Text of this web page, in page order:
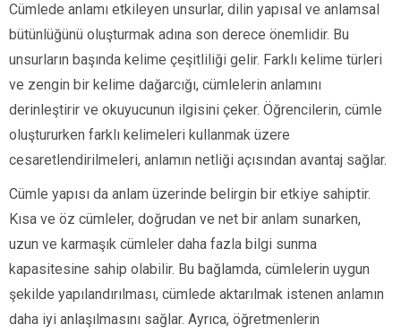
Cümlede anlamı etkileyen unsurlar, dilin yapısal ve anlamsal
bütünlüğünü oluşturmak adına son derece önemlidir. Bu
unsurların başında kelime çeşitliliği gelir. Farklı kelime türleri
ve zengin bir kelime dağarcığı, cümlelerin anlamını
derinleştirir ve okuyucunun ilgisini çeker. Öğrencilerin, cümle
oluştururken farklı kelimeleri kullanmak üzere
cesaretlendirilmeleri, anlamın netliği açısından avantaj sağlar.
Cümle yapısı da anlam üzerinde belirgin bir etkiye sahiptir.
Kısa ve öz cümleler, doğrudan ve net bir anlam sunarken,
uzun ve karmaşık cümleler daha fazla bilgi sunma
kapasitesine sahip olabilir. Bu bağlamda, cümlelerin uygun
şekilde yapılandırılması, cümlede aktarılmak istenen anlamın
daha iyi anlaşılmasını sağlar. Ayrıca, öğretmenlerin